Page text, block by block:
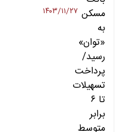
۱۴۰۳/۱۱/۲۷